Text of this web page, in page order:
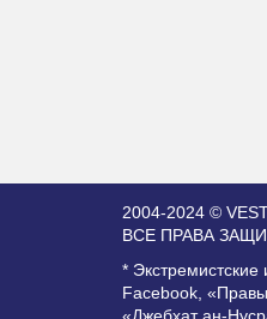
2004-2024 ©
ВСЕ ПРАВА
*
Facebook,
«Джебхат ан-